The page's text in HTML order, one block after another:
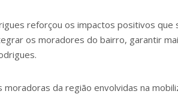
reforçou os impactos positivos que
os moradores do bairro, garantir
da região envolvidas na